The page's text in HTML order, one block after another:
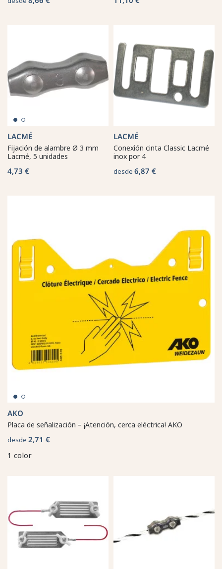
LACMÉ
Fijación de alambre Ø 3 mm
Lacmé, 5 unidades
4,73 €
LACMÉ
Conexión cinta Classic Lacmé
inox por 4
desde 6,87 €
AKO
Placa de señalización – ¡Atención, cerca eléctrica! AKO
desde 2,71 €
1 color